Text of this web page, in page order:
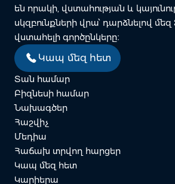
են որակի, վստահության և
սկզբունքների վրա՝ դարձնելով մեզ
վստահելի գործընկերը։
Կապ մեզ հետ
Տան համար
Բիզնեսի համար
Նախագծեր
Հաշվիչ
Մեդիա
Հաճախ տրվող հարցեր
Կապ մեզ հետ
Կարիերա